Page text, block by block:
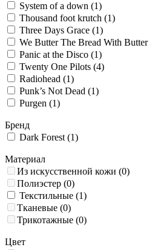
System of a down (1)
Thousand foot krutch (1)
Three Days Grace (1)
We Butter The Bread With Butter
Panic at the Disco (1)
Twenty One Pilots (4)
Radiohead (1)
Punk’s Not Dead (1)
Purgen (1)
Бренд
Dark Forest(1)
Материал
Из искусственной кожи (0)
Полиэстер (0)
Текстильные (1)
Тканевые (0)
Трикотажные (0)
Цвет